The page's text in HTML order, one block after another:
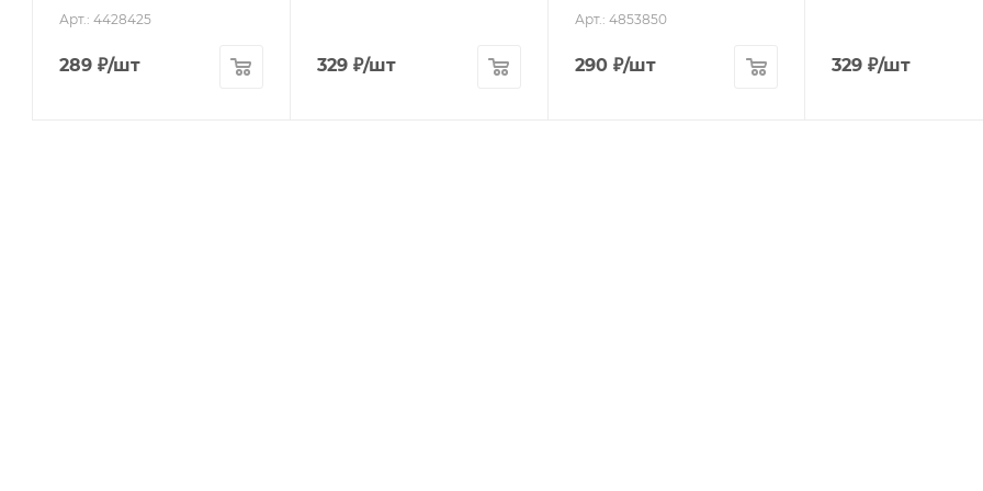
Арт.: 4428425
289 ₽/шт 329₽/шт
Арт.: 4853850
290₽/шт 329 ₽/шт